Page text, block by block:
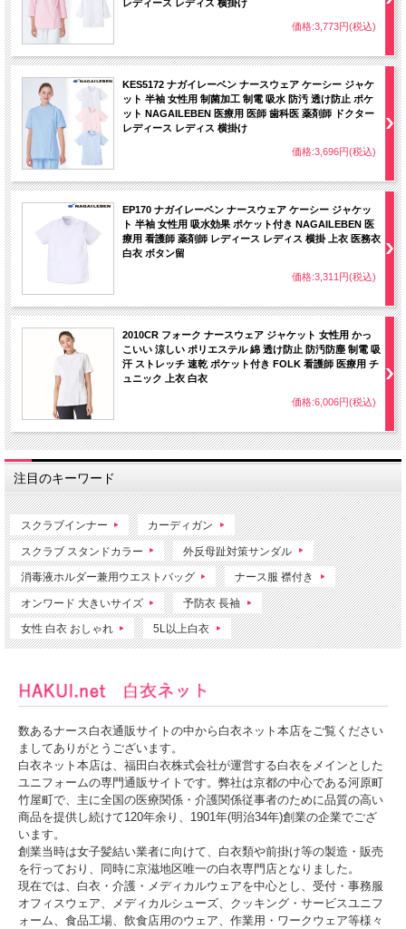
レディース レディス 横掛け
価格:3,773円(税込)
KES5172 ナガイレーベン ナースウェア ケーシー ジャケ
ット 半袖 女性用 制菌加工 制電 吸水 防汚 透け防止 ポケ
ット NAGAILEBEN 医療用 医師 歯科医 薬剤師 ドクター
レディース レディス 横掛け
価格:3,696円(税込)
EP170 ナガイレーベン ナースウェア ケーシー ジャケッ
ト 半袖 女性用 吸水効果 ポケット付き NAGAILEBEN 医
療用 看護師 薬剤師 レディース レディス 横掛 上衣 医務衣
白衣 ボタン留
価格:3,311円(税込)
2010CR フォーク ナースウェア ジャケット 女性用 かっ
こいい 涼しい ポリエステル 綿 透け防止 防汚防塵 制電 吸
汗 ストレッチ 速乾 ポケット付き FOLK 看護師 医療用 チ
ュニック 上衣 白衣
価格:6,006円(税込)
注目のキーワード
スクラブインナー カーディガン
スクラブ スタンドカラー 外反母趾対策サンダル
消毒液ホルダー兼用ウエストバッグ ナース服 襟付き
オンワード 大きいサイズ 予防衣 長袖
女性 白衣 おしゃれ 5L以上白衣
数あるナース白衣通販サイトの中から白衣ネット本店をご覧ください
ましてありがとうございます。
白衣ネット本店は、福田白衣株式会社が運営する白衣をメインとした
ユニフォームの専門通販サイトです。弊社は京都の中心である河原町
竹屋町で、主に全国の医療関係・介護関係従事者のために品質の高い
商品を提供し続けて120年余り、1901年(明治34年)創業の企業でござ
います。
創業当時は女子髪結い業者に向けて、白衣類や前掛け等の製造・販売
を行っており、同時に京滋地区唯一の白衣専門店となりました。
現在では、白衣・介護・メディカルウェアを中心とし、受付・事務服
オフィスウェア、メディカルシューズ、クッキング・サービスユニフ
ォーム、食品工場、飲食店用のウェア、作業用・ワークウェア等様々